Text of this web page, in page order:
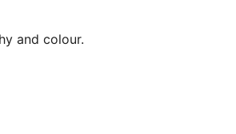
and colour.